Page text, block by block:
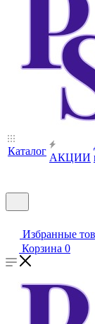
Каталог
АКЦИИ
Избранные
Корзина 0